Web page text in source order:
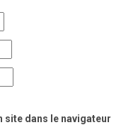
site dans le navigateur